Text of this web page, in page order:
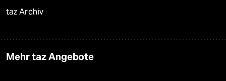
taz Archiv
Mehr taz Angebote